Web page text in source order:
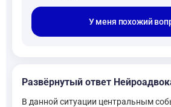
У меня похожий
Развёрнутый ответ
В данной ситуации центральным